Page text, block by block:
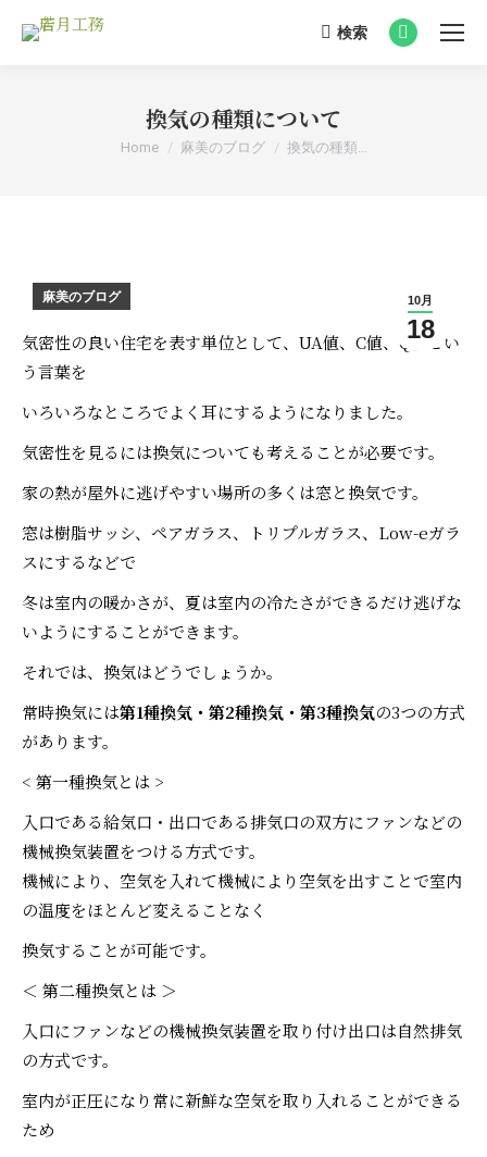
Search:
検索
Facebook
換気の種類について
You are here:
Home 麻美のブログ 換気の種類…
10月
18
麻美のブログ
気密性の良い住宅を表す単位として、UA値、C値、Q値とい
う言葉を
いろいろなところでよく耳にするようになりました。
気密性を見るには換気についても考えることが必要です。
家の熱が屋外に逃げやすい場所の多くは窓と換気です。
窓は樹脂サッシ、ペアガラス、トリプルガラス、Low-eガラ
スにするなどで
冬は室内の暖かさが、夏は室内の冷たさができるだけ逃げな
いようにすることができます。
それでは、換気はどうでしょうか。
常時換気には第1種換気・第2種換気・第3種換気の3つの方式
があります。
< 第一種換気とは >
入口である給気口・出口である排気口の双方にファンなどの
機械換気装置をつける方式です。
機械により、空気を入れて機械により空気を出すことで室内
の温度をほとんど変えることなく
換気することが可能です。
＜ 第二種換気とは ＞
入口にファンなどの機械換気装置を取り付け出口は自然排気
の方式です。
室内が正圧になり常に新鮮な空気を取り入れることができる
ため